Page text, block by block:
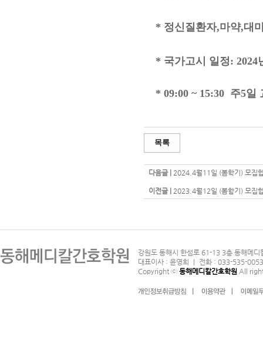
* 정신질환자,마약,대
* 국가고시 일정: 2024
* 09:00 ~ 15:30 주5일
목록
다음글 | 2024.4월11일 (봄학기) 모집
이전글 | 2023.4월12일 (봄함기) 모집
강원도 동해시 한섬로 61-13 3층 동해메
대표이사 : 윤영희 ｜ 전화 : 033-535-
Copyright ⓒ 동해메디칼간호학원 All